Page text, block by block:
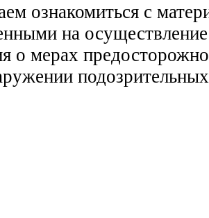
ознакомиться с
на
о мерах